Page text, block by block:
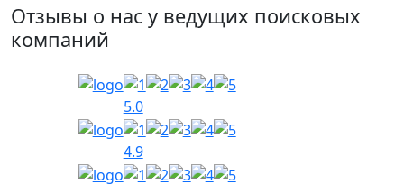
Отзывы о нас у ведущих поисковых
компаний
5.0
4.9